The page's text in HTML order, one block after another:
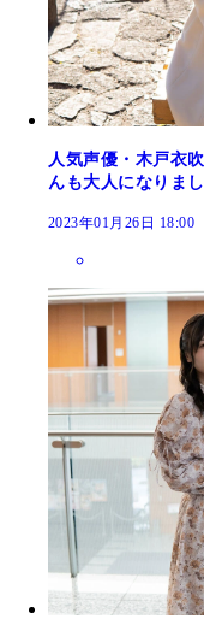
人気声優・木戸衣
んも大人になりま
2023年01月26日 18:00